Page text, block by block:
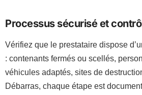
Processus sécurisé et
Vérifiez que le prestataire dispose
: contenants fermés ou scellés,
véhicules adaptés, sites de
Débarras, chaque étape est